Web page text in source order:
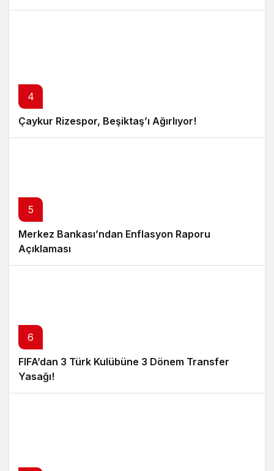
4
Çaykur Rizespor, Beşiktaş’ı Ağırlıyor!
5
Merkez Bankası’ndan Enflasyon Raporu
Açıklaması
6
FIFA’dan 3 Türk Kulübüne 3 Dönem Transfer
Yasağı!